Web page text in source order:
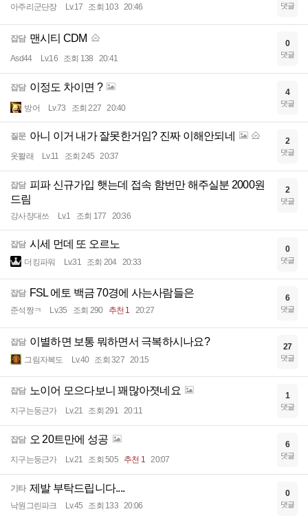
아주리군단장 Lv.17 조회 103 20:46 댓글
잡담 맨시티 CDM
Asd44 Lv.16 조회 138 20:41
0
댓글
잡담 이정도 차이면 ?
방어 Lv.73 조회 227 20:40
4
댓글
질문 아니 이거 내가 잘못한거임? 진짜 이해안되네
옷쫠래 Lv.11 조회 245 20:37
2
댓글
잡담 피파 신규가입 햇는데 접속 함번만 해주실분 2000원
드림
강사장대쓰 Lv.1 조회 177 20:36
2
댓글
잡담 시세 먼데 또 오르노
더킹파워 Lv.31 조회 204 20:33
0
댓글
잡담 FSL 에토 백금 70경에 사는사람들은
준석짱ㅋ Lv.35 조회 290 추천 1 20:27
6
댓글
잡담 이별하면 보통 뭐하면서 극복하시나요?
그림자복도 Lv.40 조회 327 20:15
27
댓글
잡담 노이어 모으다보니 꽤많아졋네요
지구는둥근가 Lv.21 조회 291 20:11
1
댓글
잡담 오 20트만에 성공
지구는둥근가 Lv.21 조회 505 추천 1 20:07
6
댓글
기타 제발 부탁드립니다....
낙원그린파크 Lv.45 조회 133 20:06
0
댓글